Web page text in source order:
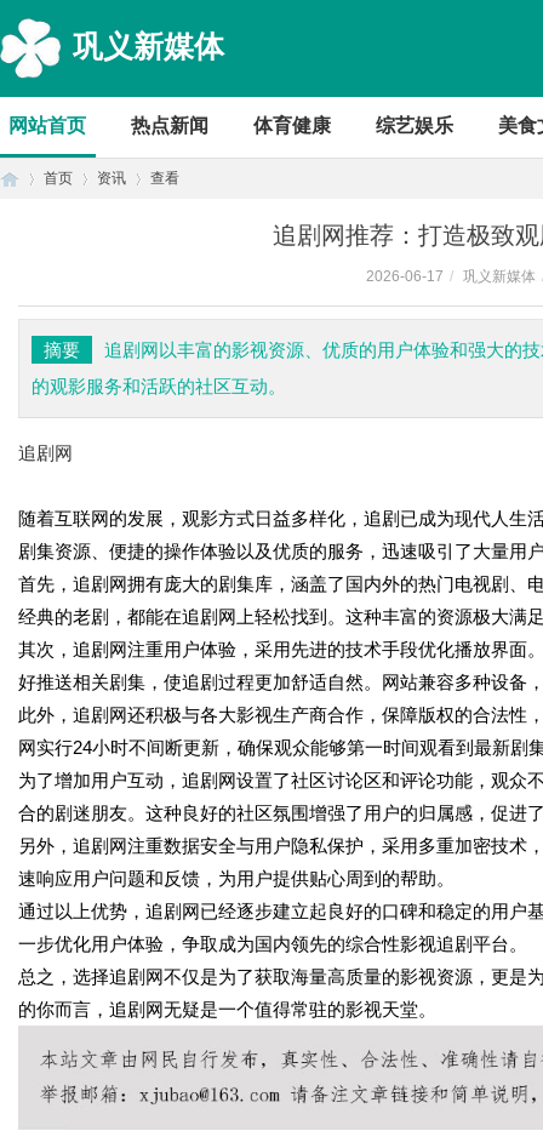
巩义新媒体
网站首页 热点新闻 体育健康 综艺娱乐 美食
首页 资讯 查看
追剧网推荐：打造极致
2026-06-17 / 巩义新媒体
摘要
追剧网以丰富的影视资源、优质的用户体验和强大的
的观影服务和活跃的社区互动。
追剧网
随着互联网的发展，观影方式日益多样化，追剧已成为现代人
剧集资源、便捷的操作体验以及优质的服务，迅速吸引了大量用
首先，追剧网拥有庞大的剧集库，涵盖了国内外的热门电视剧、
经典的老剧，都能在追剧网上轻松找到。这种丰富的资源极大满
其次，追剧网注重用户体验，采用先进的技术手段优化播放界面
好推送相关剧集，使追剧过程更加舒适自然。网站兼容多种设备
此外，追剧网还积极与各大影视生产商合作，保障版权的合法
网实行24小时不间断更新，确保观众能够第一时间观看到最新剧
为了增加用户互动，追剧网设置了社区讨论区和评论功能，观
合的剧迷朋友。这种良好的社区氛围增强了用户的归属感，促进
另外，追剧网注重数据安全与用户隐私保护，采用多重加密技
速响应用户问题和反馈，为用户提供贴心周到的帮助。
通过以上优势，追剧网已经逐步建立起良好的口碑和稳定的用户
一步优化用户体验，争取成为国内领先的综合性影视追剧平台。
总之，选择追剧网不仅是为了获取海量高质量的影视资源，更
的你而言，追剧网无疑是一个值得常驻的影视天堂。